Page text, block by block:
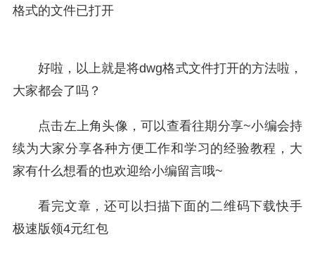
格式的文件已打开
好啦，以上就是将dwg格式文件打开的方法啦，
大家都会了吗？
点击左上角头像，可以查看往期分享~小编会持
续为大家分享各种方便工作和学习的经验教程，大
家有什么想看的也欢迎给小编留言哦~
看完文章，还可以扫描下面的二维码下载快手
极速版领4元红包